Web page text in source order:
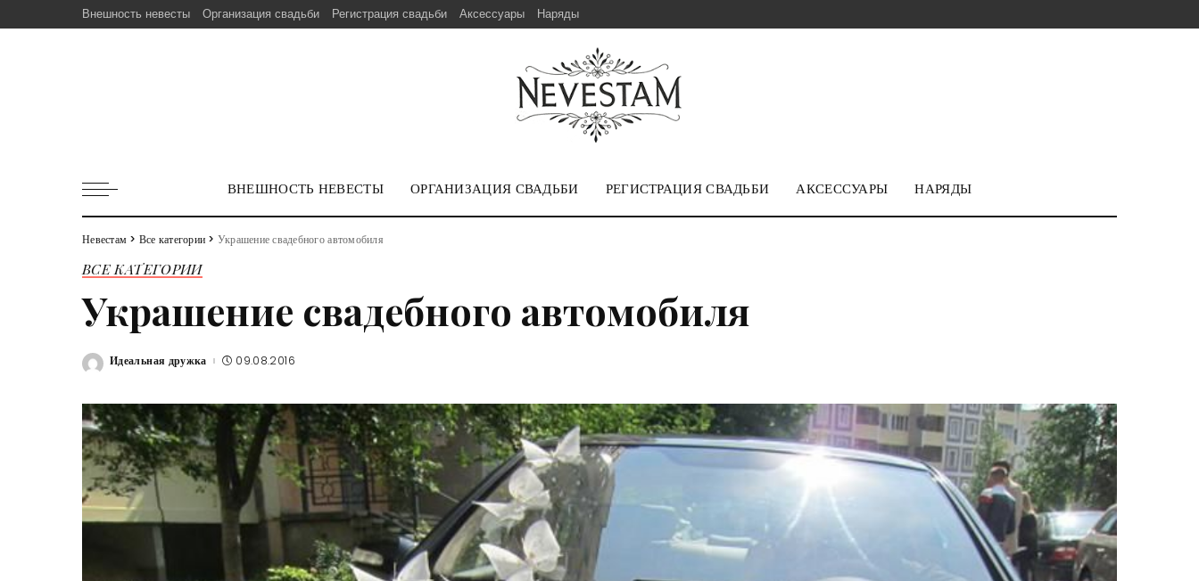
Внешность невесты Организация свадьби Регистрация свадьби Аксессуары Наряды
ВНЕШНОСТЬ НЕВЕСТЫ ОРГАНИЗАЦИЯ СВАДЬБИ РЕГИСТРАЦИЯ СВАДЬБИ АКСЕССУАРЫ НАРЯДЫ
Невестам > Все категории > Украшение свадебного автомобиля
ВСЕ КАТЕГОРИИ
Украшение свадебного автомобиля
Posted
Идеальная дружка 09.08.2016